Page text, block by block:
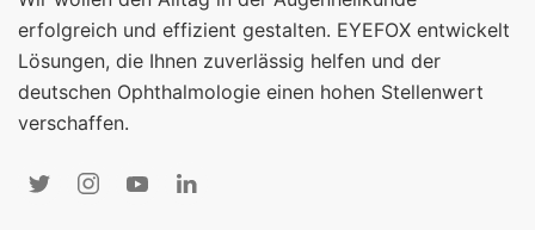
erfolgreich und effizient gestalten. EYEFOX entwickelt
Lösungen, die Ihnen zuverlässig helfen und der
deutschen Ophthalmologie einen hohen Stellenwert
verschaffen.